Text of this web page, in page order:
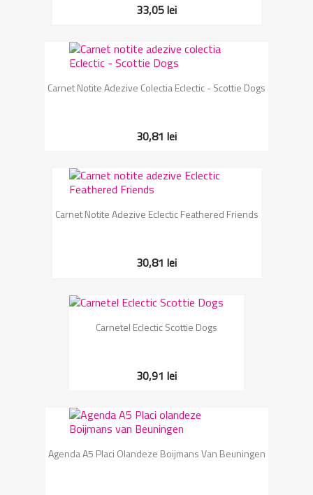
33,05 lei
Carnet Notite Adezive Colectia Eclectic - Scottie Dogs
30,81 lei
Carnet Notite Adezive Eclectic Feathered Friends
30,81 lei
Carnetel Eclectic Scottie Dogs
30,91 lei
Agenda A5 Placi Olandeze Boijmans Van Beuningen